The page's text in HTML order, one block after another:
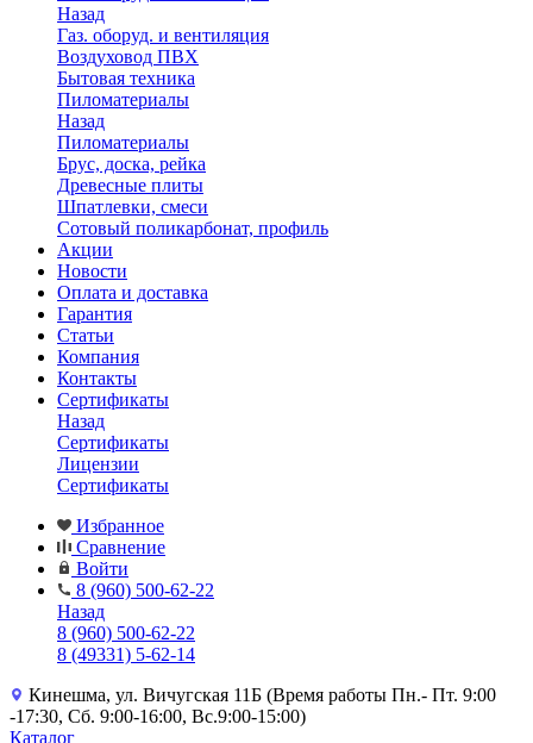
Назад
Газ. оборуд. и вентиляция
Воздуховод ПВХ
Бытовая техника
Пиломатериалы
Назад
Пиломатериалы
Брус, доска, рейка
Древесные плиты
Шпатлевки, смеси
Сотовый поликарбонат, профиль
Акции
Новости
Оплата и доставка
Гарантия
Статьи
Компания
Контакты
Сертификаты
Назад
Сертификаты
Лицензии
Сертификаты
Избранное
Сравнение
Войти
8 (960) 500-62-22
Назад
8 (960) 500-62-22
8 (49331) 5-62-14
Кинешма, ул. Вичугская 11Б (Время работы Пн.- Пт. 9:00
-17:30, Сб. 9:00-16:00, Вс.9:00-15:00)
Каталог